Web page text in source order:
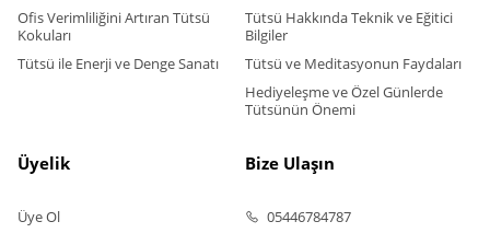
Ofis Verimliliğini Artıran Tütsü
Kokuları
Tütsü ile Enerji ve Denge Sanatı
Tütsü Hakkında Teknik ve Eğitici
Bilgiler
Tütsü ve Meditasyonun Faydaları
Hediyeleşme ve Özel Günlerde
Tütsünün Önemi
Üyelik
Üye Ol
Bize Ulaşın
05446784787